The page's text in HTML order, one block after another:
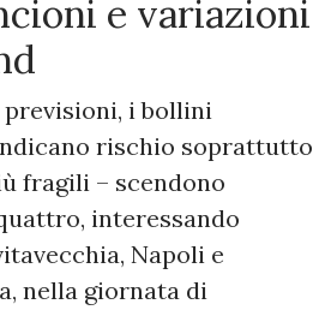
e variazioni
i bollini
rischio soprattutto
fragili – scendono
interessando
Napoli e
nella giornata di